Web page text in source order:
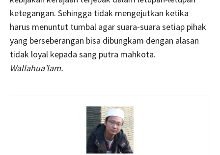
ketegangan. Sehingga tidak mengejutkan ketika
harus menuntut tumbal agar suara-suara setiap pihak
yang berseberangan bisa dibungkam dengan alasan
tidak loyal kepada sang putra mahkota.
Wallahua’lam.